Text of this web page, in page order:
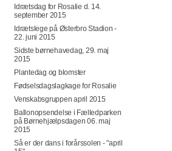
Idrætsdag for Rosalie d. 14.
september 2015
Idrætslege på Østerbro Stadion -
22. juni 2015
Sidste børnehavedag, 29. maj
2015
Plantedag og blomster
Fødselsdagslagkage for Rosalie
Venskabsgruppen april 2015
Ballonopsendelse i Fælledparken
på Børnehjælpsdagen 06. maj
2015
Så er der dans i forårssolen - "april